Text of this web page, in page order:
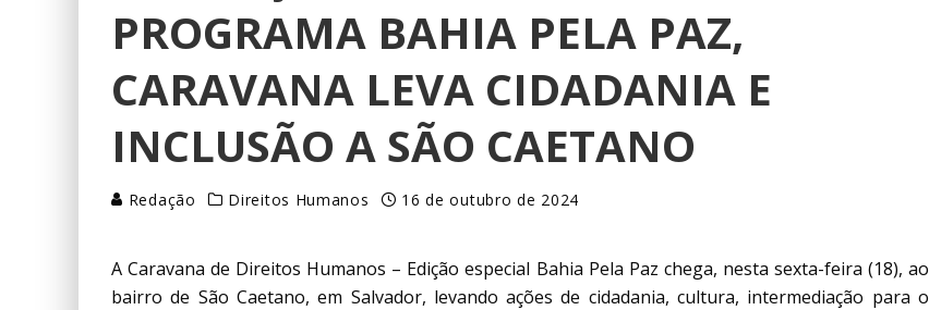
PROGRAMA BAHIA PELA PAZ,
CARAVANA LEVA CIDADANIA E
INCLUSÃO A SÃO CAETANO
Redação Direitos Humanos 16 de outubro de 2024
A Caravana de Direitos Humanos – Edição especial Bahia Pela Paz chega, nesta sexta-feira (18), ao
bairro de São Caetano, em Salvador, levando ações de cidadania, cultura, intermediação para o